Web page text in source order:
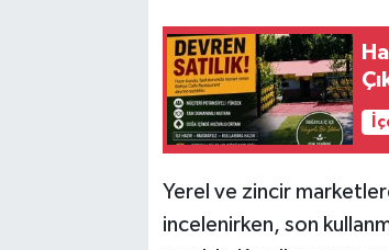
Yerel ve zincir
incelenirken, son